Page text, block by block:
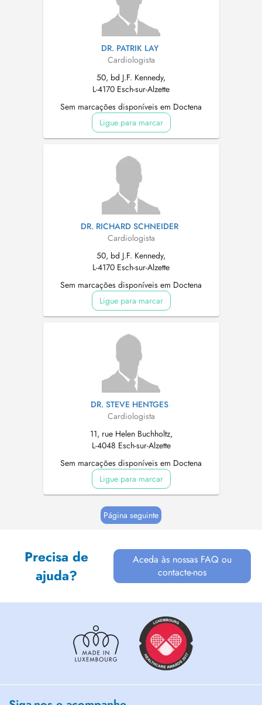
DR. PATRIK LAY
Cardiologista
50, bd J.F. Kennedy,
L-4170 Esch-sur-Alzette
Sem marcações disponíveis em Doctena
Ligue para marcar
DR. RICHARD SCHNEIDER
Cardiologista
50, bd J.F. Kennedy,
L-4170 Esch-sur-Alzette
Sem marcações disponíveis em Doctena
Ligue para marcar
DR. STEVE HENTGES
Cardiologista
11, rue Helen Buchholtz,
L-4048 Esch-sur-Alzette
Sem marcações disponíveis em Doctena
Ligue para marcar
Página seguinte
Precisa de
ajuda?
Aceda às nossas FAQ ou
contacte-nos